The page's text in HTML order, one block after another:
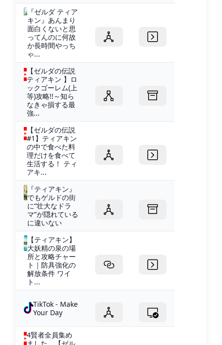
『ゼルダ ティア
キン』あんまり
面白くないと思
ってんのに何故
か長時間やっち
ゃ...
【ゼルダの伝説
ティアキン 】ロ
ックゴーレム(上
等)攻略!!～知ら
なきゃ損する最
強...
【ゼルダの伝説
#1】ティアキン
の中で食べた料
理だけを食べて
生活する！ ティ
アキ...
『ティアキン』
でもゲルドの街
に“壮大なドラ
マ”が隠れている
に違いない
【ティアキン】
大妖精の泉の場
所と攻略チャー
ト｜防具強化の
解放条件 ワイ
ト...
TikTok - Make
Your Day
4賢者全員集め